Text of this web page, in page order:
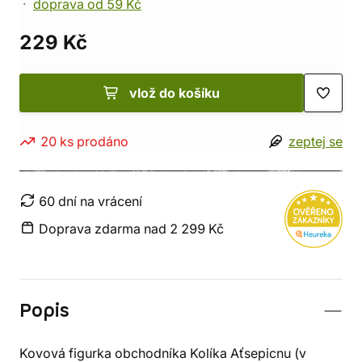
doprava od 59 Kč
229 Kč
vlož do košíku
20 ks prodáno zeptej se
60 dní na vrácení
Doprava zdarma nad 2 299 Kč
Popis
Kovová figurka obchodníka Kolíka Aťsepicnu (v